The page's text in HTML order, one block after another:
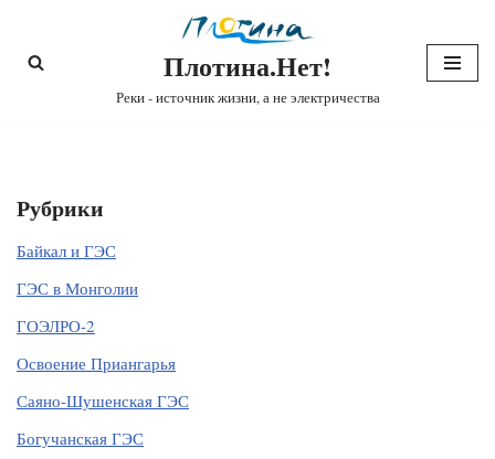
Перейти
Плотина.Нет!
Реки - источник жизни, а не электричества
Рубрики
Байкал и ГЭС
ГЭС в Монголии
ГОЭЛРО-2
Освоение Приангарья
Саяно-Шушенская ГЭС
Богучанская ГЭС